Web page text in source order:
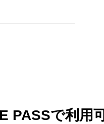
PASSで利用